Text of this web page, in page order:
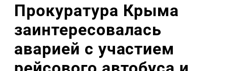
Прокуратура Крыма
заинтересовалась
аварией с участием